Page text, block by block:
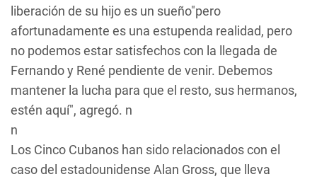
liberación de su hijo es un sueño"pero
afortunadamente es una estupenda realidad, pero
no podemos estar satisfechos con la llegada de
Fernando y René pendiente de venir. Debemos
mantener la lucha para que el resto, sus hermanos,
estén aquí", agregó. n
n
Los Cinco Cubanos han sido relacionados con el
caso del estadounidense Alan Gross, que lleva